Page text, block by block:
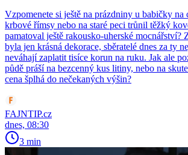
Vzpomenete si ještě na prázdniny u babičky na
krbové římsy nebo na staré peci trůnil těžký
pamatoval ještě rakousko-uherské mocnářství?
byla jen krásná dekorace, sběratelé dnes za ty
neváhají zaplatit tisíce korun na ruku. Jak ale
půdě práší na bezcenný kus litiny, nebo na
cena šplhá do nečekaných výšin?
FAJNTIP.cz
dnes, 08:30
3 min